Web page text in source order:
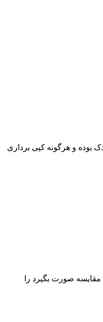
بوده و هرگونه کپی برداری
مقایسه صورت بگیرد را